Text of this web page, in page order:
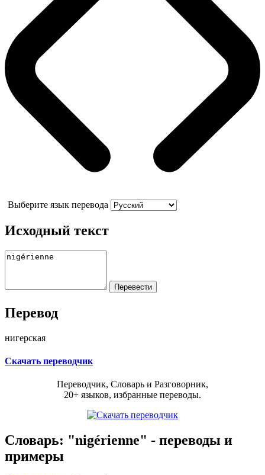
Выберите язык перевода
Исходный текст
Перевод
нигерская
Скачать переводчик
Переводчик, Словарь и Разговорник,
20+ языков, избранные переводы.
Словарь: "nigérienne" - переводы и
примеры